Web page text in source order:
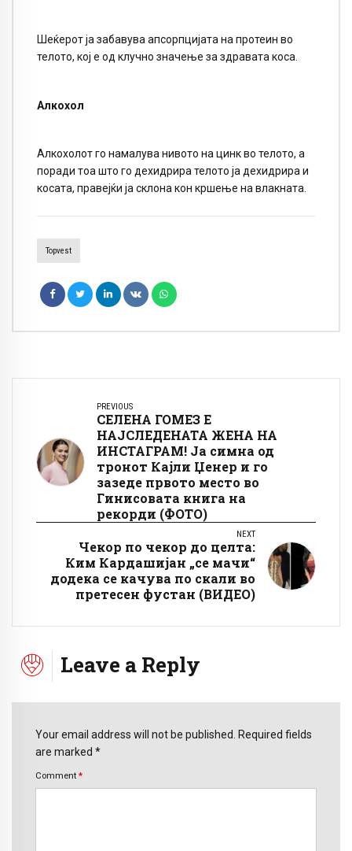
Шеќерот ја забавува апсорпцијата на протеин во
телото, кој е од клучно значење за здравата коса.
Алкохол
Алкохолот го намалува нивото на цинк во телото, а
поради тоа што го дехидрира телото ја дехидрира и
косата, правејќи ја склона кон кршење на влакната.
Topvest
PREVIOUS
СЕЛЕНА ГОМЕЗ Е
НАЈСЛЕДЕНАТА ЖЕНА НА
ИНСТАГРАМ! Ја симна од
тронот Кајли Џенер и го
зазеде првото место во
Гинисовата книга на
рекорди (ФОТО)
NEXT
Чекор по чекор до целта:
Ким Кардашијан „се мачи“
додека се качува по скали во
претесен фустан (ВИДЕО)
Leave a Reply
Your email address will not be published. Required fields
are marked *
Comment *